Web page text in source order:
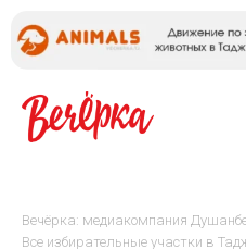
Вечёрка: медиакомпания
Все избирательные участки в